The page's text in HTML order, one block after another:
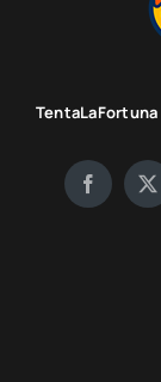
TentaLaFortuna